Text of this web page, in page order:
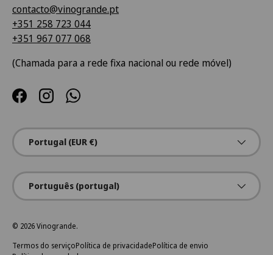
contacto@vinogrande.pt
+351 258 723 044
+351 967 077 068
(Chamada para a rede fixa nacional ou rede móvel)
FacebookInstagramWhatsApp
País/Região
Portugal (EUR €)
Idioma
Português (portugal)
© 2026Vinogrande.
Termos do serviçoPolítica de privacidadePolítica de envio